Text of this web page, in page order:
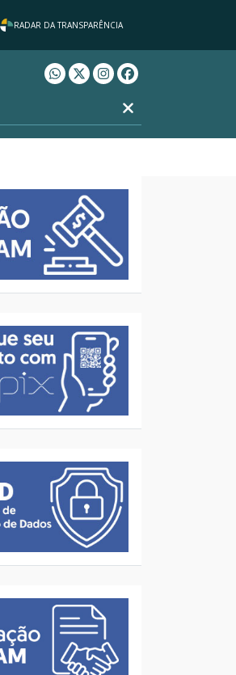
RADAR DA TRANSPARÊNCIA
Whatsapp AFEAM
Twitter AFEAM
Instagram AFEAM
Facebook AFEAM